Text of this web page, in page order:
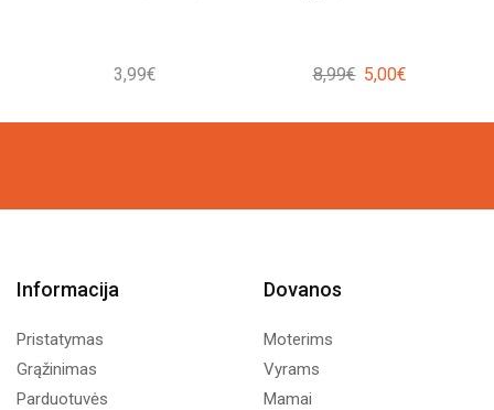
3,99€ 8,99€ Original
was:
5,00€Current
is:
Informacija
Pristatymas
Grąžinimas
Parduotuvės
Dovanos
Moterims
Vyrams
Mamai